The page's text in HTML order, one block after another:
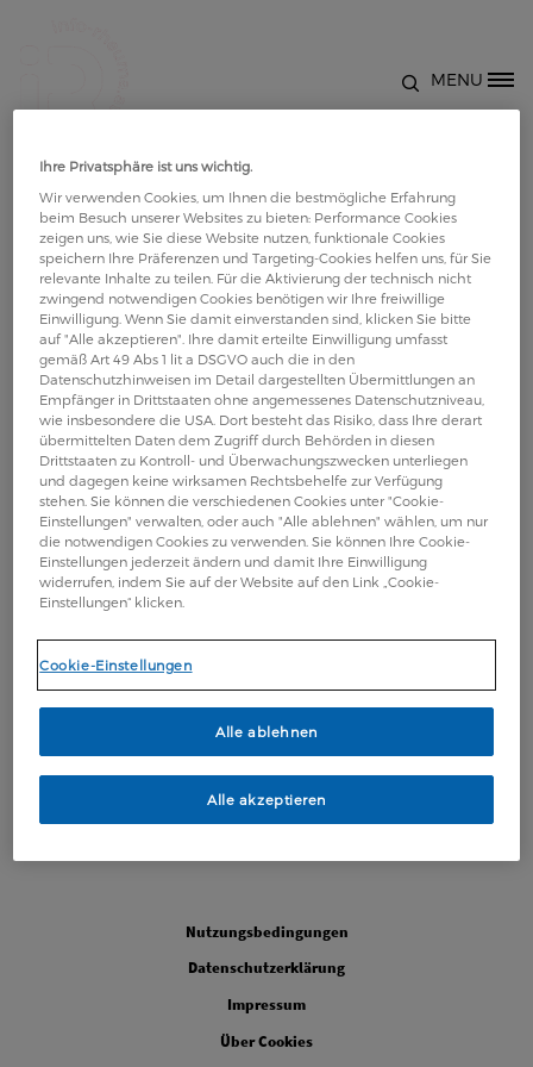
MENU
Seitliche Rumpfmuskulatur
33
Nutzungsbedingungen
Datenschutzerklärung
Impressum
Über Cookies
Ihre Privatsphäre ist uns wichtig.
Wir verwenden Cookies, um Ihnen die bestmögliche Erfahrung
beim Besuch unserer Websites zu bieten: Performance Cookies
zeigen uns, wie Sie diese Website nutzen, funktionale Cookies
speichern Ihre Präferenzen und Targeting-Cookies helfen uns, für Sie
relevante Inhalte zu teilen. Für die Aktivierung der technisch nicht
zwingend notwendigen Cookies benötigen wir Ihre freiwillige
Einwilligung. Wenn Sie damit einverstanden sind, klicken Sie bitte
auf "Alle akzeptieren". Ihre damit erteilte Einwilligung umfasst
gemäß Art 49 Abs 1 lit a DSGVO auch die in den
Datenschutzhinweisen im Detail dargestellten Übermittlungen an
Empfänger in Drittstaaten ohne angemessenes Datenschutzniveau,
wie insbesondere die USA. Dort besteht das Risiko, dass Ihre derart
übermittelten Daten dem Zugriff durch Behörden in diesen
Drittstaaten zu Kontroll- und Überwachungszwecken unterliegen
und dagegen keine wirksamen Rechtsbehelfe zur Verfügung
stehen. Sie können die verschiedenen Cookies unter "Cookie-
Einstellungen" verwalten, oder auch "Alle ablehnen" wählen, um nur
die notwendigen Cookies zu verwenden. Sie können Ihre Cookie-
Einstellungen jederzeit ändern und damit Ihre Einwilligung
widerrufen, indem Sie auf der Website auf den Link „Cookie-
Einstellungen“ klicken.
Cookie-Einstellungen
Alle ablehnen
Alle akzeptieren